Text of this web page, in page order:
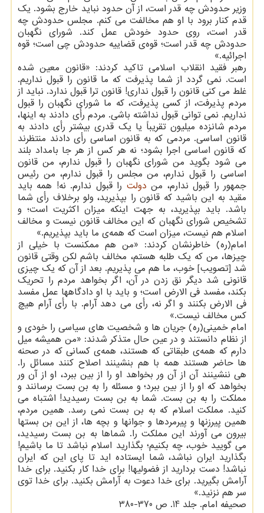
وزیر حدودش چه قدر است، از آن حدود نباید خارج بشود. یک
قدم کنار برود با او هم مخالفت می کنم. مجلس حدودش چه
قدر است، روی حدود خودش عمل کند. شورای نگهبان
حدودش چه قدر است؛ قوه‌ی قضاییه حدودش چی است؛ قوه
اجرائیه.»
رهبر فقید انقلاب اسلامی تاکید کردند: «قانون معین شده
است. نمی گردد از شما پذیرفت که ما قانون را قبول نداریم.
غلط می کنی قانون را قبول نداری! قانون ترا قبول ندارد. نباید از
مردم پذیرفت، از کسی پذیرفت، که ما شورای نگهبان را قبول
نداریم. نمی توانی قبول نداشته باشی. مردم رأی دادند به اینها،
مردم شانزده میلیون تقریباً یا یک قدری بیشتر رأی دادند به
قانون اساسی. مردمی که به قانون اساسی رأی دادند منتظرند
که قانون اساسی اجرا بشود؛ نه هر کس از هر جا بامداد بلند
می شود بگوید من شورای نگهبان را قبول ندارم، من قانون
اساسی را قبول ندارم، من مجلس را قبول ندارم، من رئیس
جمهور را قبول ندارم، من دولت را قبول ندارم. نه! همه باید
مقید به این باشید که قانون را بپذیرید، ولو برخلاف رأی شما
باشد. باید بپذیرید، به جهت اینکه میزان اکثریت است؛ و
تشخیص شورای نگهبان که این مخالف قانون نیست و مخالف
اسلام هم نیست، میزان است که همه‌ی ما باید بپذیریم.»
امام(ره) خاطرنشان کردند: «من هم ممکنست با خیلی از
چیزها، من که یک طلبه هستم، مخالف باشم لکن وقتی قانون
شد ‏‏[‏‏تصویب‏‏]‏‏ خوب، ما هم می پذیریم. بعد از آن که یک چیزی
قانونی شد دیگر نق زدن در آن، اگر بخواهد مردم را تحریک
بکند، مفسد فی الارض است؛ و باید با او دادگاهها عمل مفسد
فی الارض بکنند و اگر نه، رأی می دهد آرام. با رأی آرام هیچ
کس مخالف نیست.»
امام خمینی(ره) جریان ها و شخصیت های سیاسی را خودی و
از نظام دانستند و در عین حال متذکر شدند: «من همیشه میل
دارم که همه‌ی طبقاتی که هستند، همه‌ی کسانی که در صحنه
ها حاضر هستند همه با هم بنشینند اصلاح کنند مسائل را.
هی ننشینند آن از آن ور بخواهد او را از بین ببرد، او از آن ور
بخواهد که او را از بین ببرد؛ و مسئله را به بن بست برسانند و
مملکت را به بن بست. شما به بن بست رسیدید! اشتباه می
کنید. مملکت اسلام که به بن بست نمی رسد. همین مردم،
همین پیرزنها و پیرمردها و جوانها و بچه ها، از این بن بستها
بیرون می آورند این مملکت را. شماها به بن بست رسیدید،
می گویید خوب، چه بکنیم؛ بگذارید اسلام نباشد تا ما باشیم!
بگذارید ایران نباشد، شما ایستاده اید تا پای این که ایران
نباشد! دست بردارید از فضولیها! برای خدا کار بکنید. برای خدا
آرامش بگیرید. برای خدا دعوت به آرامش بکنید. برای خدا توی
سر هم نزنید.»
صحیفه امام. جلد 14. ص 370-380